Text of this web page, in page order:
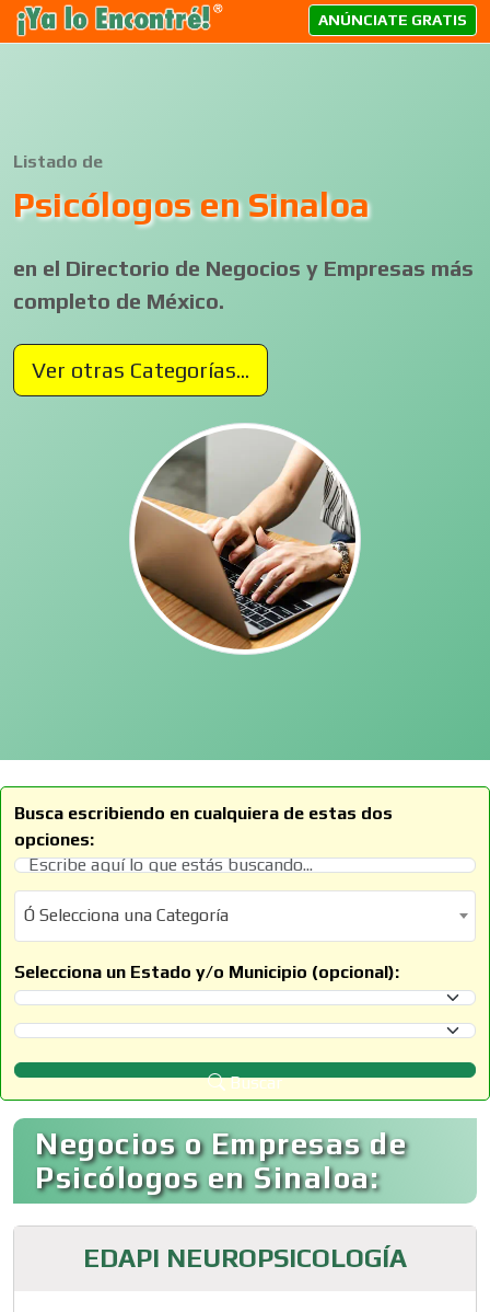
ANÚNCIATE GRATIS
Listado de
Psicólogos en Sinaloa
en el Directorio de Negocios y Empresas más
completo de México.
Ver otras Categorías...
Busca escribiendo en cualquiera de estas dos
opciones:
Ó Selecciona una Categoría
Ó Selecciona una Categoría
Selecciona un Estado y/o Municipio (opcional):
Selecciona un Estado
Selecciona un Municipio
Buscar
Negocios o Empresas de
Psicólogos en Sinaloa:
EDAPI NEUROPSICOLOGÍA